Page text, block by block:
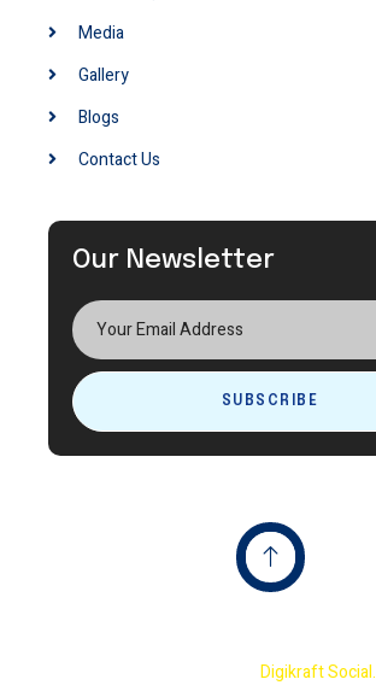
Media
Gallery
Blogs
Contact Us
Our Newsletter
SUBSCRIBE
Digikraft Social.